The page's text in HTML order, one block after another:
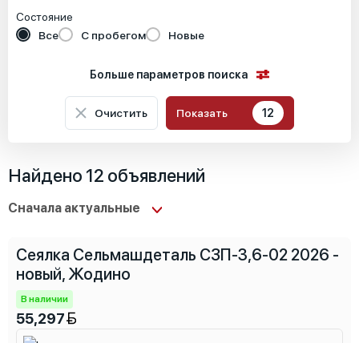
Состояние
Все
С пробегом Новые
Больше параметров поиска
Местоположение
Специальные характеристики
Очистить Показать 12
Найдено 12 объявлений
Сеялка Сельмашдеталь СЗП-3,6-02 2026 -
новый, Жодино
В наличии
55,297